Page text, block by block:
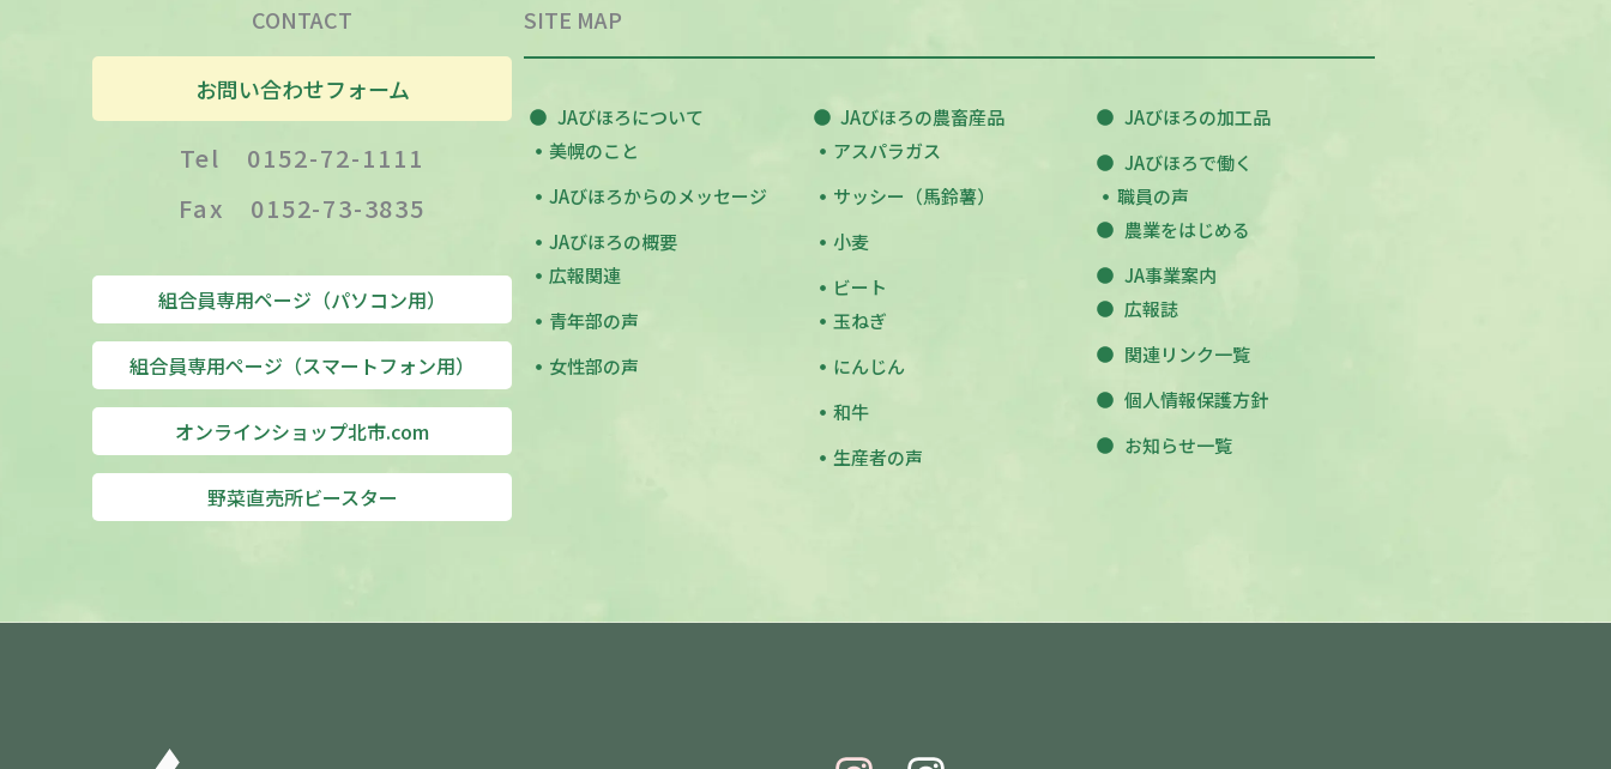
CONTACT
お問い合わせフォーム
Tel 0152-72-1111
Fax 0152-73-3835
組合員専用ページ（パソコン用）
組合員専用ページ（スマートフォン用）
オンラインショップ北市.com
野菜直売所ビースター
SITE MAP
JAびほろについて
美幌のこと
JAびほろからのメッセージ
JAびほろの概要
広報関連
青年部の声
女性部の声
JAびほろの農畜産品
アスパラガス
サッシー（馬鈴薯）
小麦
ビート
玉ねぎ
にんじん
和牛
生産者の声
JAびほろの加工品
JAびほろで働く
職員の声
農業をはじめる
JA事業案内
広報誌
関連リンク一覧
個人情報保護方針
お知らせ一覧